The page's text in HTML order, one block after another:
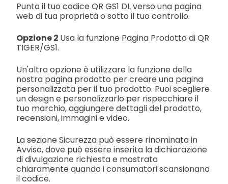
Punta il tuo codice QR GS1 DL verso una pagina
web di tua proprietà o sotto il tuo controllo.
Opzione 2 Usa la funzione Pagina Prodotto di QR
TIGER/GS1.
Un'altra opzione è utilizzare la funzione della
nostra pagina prodotto per creare una pagina
personalizzata per il tuo prodotto. Puoi scegliere
un design e personalizzarlo per rispecchiare il
tuo marchio, aggiungere dettagli del prodotto,
recensioni, immagini e video.
La sezione Sicurezza può essere rinominata in
Avviso, dove può essere inserita la dichiarazione
di divulgazione richiesta e mostrata
chiaramente quando i consumatori scansionano
il codice.